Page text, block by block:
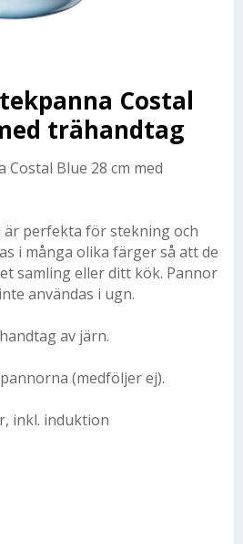
Costal
trähandtag
Costal Blue 28 cm med
är perfekta för stekning och
i många olika färger så att de
samling eller ditt kök. Pannor
användas i ugn.
av järn.
(medföljer ej).
inkl. induktion